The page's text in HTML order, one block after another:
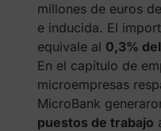
millones de euros
e inducida. El
equivale al 0,3%
En el capítulo de
microempresas
MicroBank
puestos de trabajo